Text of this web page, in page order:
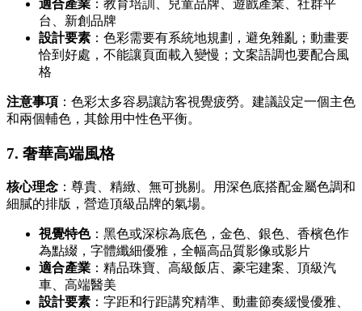
適合產業 ：教育培訓、兒童品牌、遊戲產業、社群平
台、新創品牌
設計要素 ：色彩需要有系統地規劃，避免雜亂；動畫要
恰到好處，不能讓頁面載入變慢；文案語調也要配合風
格
注意事項 ：色彩太多容易讓訪客視覺疲勞。建議設定一個主色
和兩個輔色，其餘用中性色平衡。
7. 奢華高端風格
核心理念 ：尊貴、精緻、無可挑剔。用深色底搭配金屬色調和
細膩的排版，營造頂級品牌的氣場。
視覺特色：黑色或深棕為底色，金色、銀色、香檳色作
為點綴，字體纖細優雅，全幅高品質影像或影片
適合產業 ：精品珠寶、高級飯店、豪宅建案、頂級汽
車、高端醫美
設計要素 ：字距和行距講究精準、動畫節奏緩慢優雅、